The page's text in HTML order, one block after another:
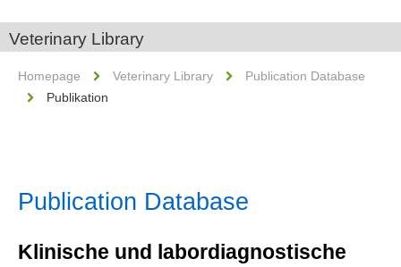
Veterinary Library
Homepage Veterinary Library
Publication Database
Publikation
Publication Database
Klinische und labordiagnostische